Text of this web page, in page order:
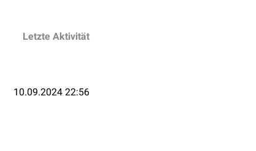
Letzte Aktivität
10.09.2024 22:56